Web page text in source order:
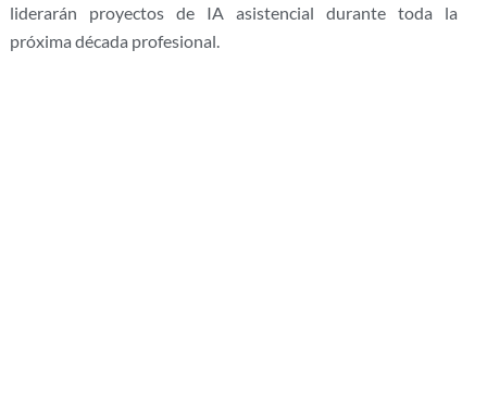
liderarán proyectos de IA asistencial durante toda la
próxima década profesional.